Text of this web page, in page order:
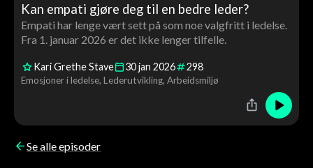
Kan empati gjøre deg til en bedre leder?
Empati har lenge vært sett på som noe valgfritt i ledelse.
Fra 1. januar 2026 er det ikke lenger tilfelle.
Kari Grethe Stave 30jan 2026 298
Emosjoner i ledelse Lederutvikling Arbeidsmiljø
Se alle episoder